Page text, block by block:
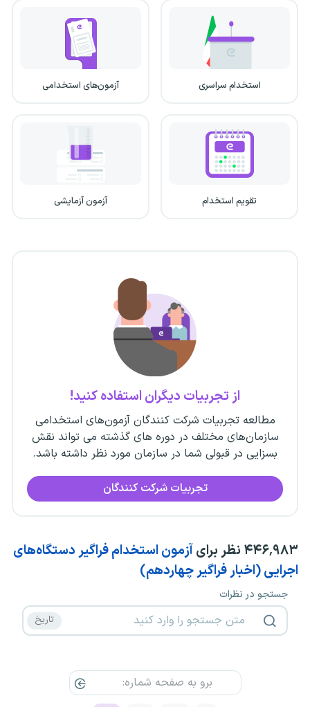
استخدام سراسری آزمون‌های استخدامی
تقویم استخدام آزمون آزمایشی
از تجربیات دیگران استفاده کنید!
مطالعه تجربیات شرکت کنندگان آزمون‌های استخدامی
سازمان‌های مختلف در دوره های گذشته می تواند نقش
بسزایی در قبولی شما در سازمان مورد نظر داشته باشد.
تجربیات شرکت کنندگان
۴۴۶٬۹۸۳ نظر برایآزمون استخدام فراگیر دستگاه‌های
اجرایی (اخبار فراگیر چهاردهم)
جستجو در نظرات